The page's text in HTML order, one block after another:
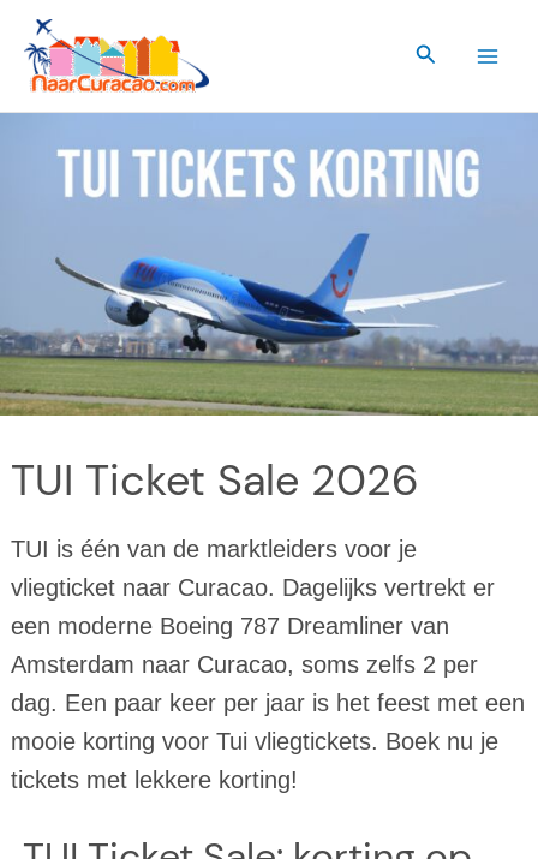
naar
inhoud
Zoeken
TUI Ticket Sale 2026
TUI is één van de marktleiders voor je
vliegticket naar Curacao. Dagelijks vertrekt er
een moderne Boeing 787 Dreamliner van
Amsterdam naar Curacao, soms zelfs 2 per
dag. Een paar keer per jaar is het feest met een
mooie korting voor Tui vliegtickets. Boek nu je
tickets met lekkere korting!